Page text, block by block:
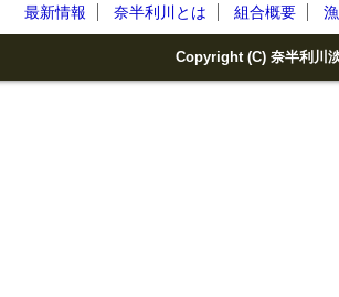
最新情報 奈半利川とは 組合概要
Copyright (C) 奈半利川